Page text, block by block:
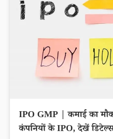
IPO GMP | कमाई का
कंपनियों के IPO, देखें